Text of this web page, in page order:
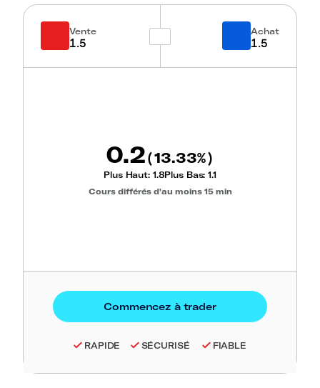
Vente
1.5
Achat
1.5
0.2(13.33%)
Plus Haut: 1.8Plus Bas:1.1
Cours différés d'au moins 15 min
RAPIDE SÉCURISÉ FIABLE